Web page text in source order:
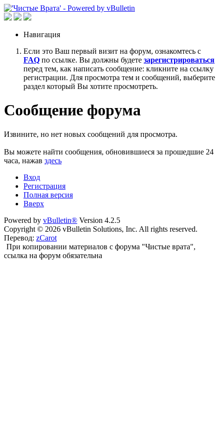
Навигация
Если это Ваш первый визит на форум, ознакомтесь с
FAQ по ссылке. Вы должны будете зарегистрироваться
перед тем, как написать сообщение: кликните на ссылку
регистрации. Для просмотра тем и сообщений, выберите
раздел который Вы хотите просмотреть.
Сообщение форума
Извините, но нет новых сообщений для просмотра.
Вы можете найти сообщения, обновившиеся за прошедшие 24
часа, нажав здесь
Вход
Регистрация
Полная версия
Вверх
Powered by vBulletin® Version 4.2.5
Copyright © 2026 vBulletin Solutions, Inc. All rights reserved.
Перевод: zCarot
При копировании материалов с форума "Чистые врата",
ссылка на форум обязательна